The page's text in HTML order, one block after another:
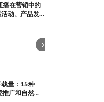
播在营销中的
动、产品发
实时社区
区互动
›
量：15种
广和自然流